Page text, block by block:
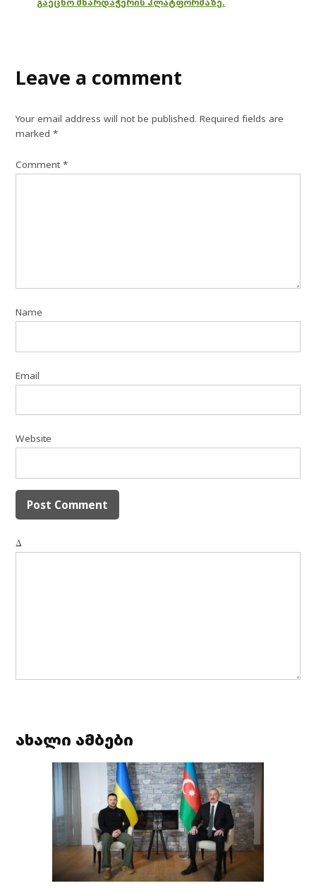
გაეცნო მხარდაჭერის პლატფორმაზე.
Leave a comment
Your email address will not be published. Required fields are
marked*
Comment*
Name
Email
Website
Δ
ახალი ამბები